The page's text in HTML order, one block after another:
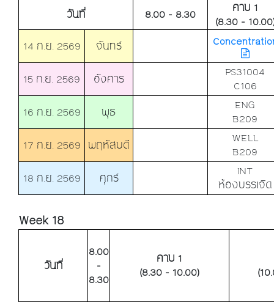
วันที่ 8.00 - 8.30
คาบ 1
(8.30 -
14 ก.ย. 2569
จันทร์
15 ก.ย. 2569 อังคาร
PS31004
C106
16 ก.ย. 2569
พุธ
ENG
B209
17 ก.ย. 2569 พฤหัสบดี
WELL
B209
18 ก.ย. 2569
ศุกร์
INT
ห้องบรรเจิด
Week 18
วันที่
8.00
-
8.30
คาบ 1
(8.30 - 10.00)